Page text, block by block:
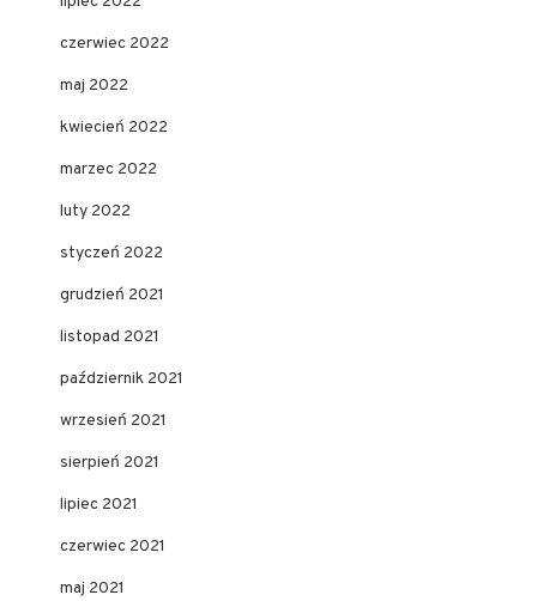
czerwiec 2022
maj 2022
kwiecień 2022
marzec 2022
luty 2022
styczeń 2022
grudzień 2021
listopad 2021
październik 2021
wrzesień 2021
sierpień 2021
lipiec 2021
czerwiec 2021
maj 2021